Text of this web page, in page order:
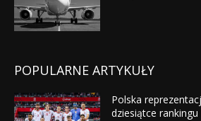
POPULARNE ARTYKUŁY
Polska
dziesiątce rankingu